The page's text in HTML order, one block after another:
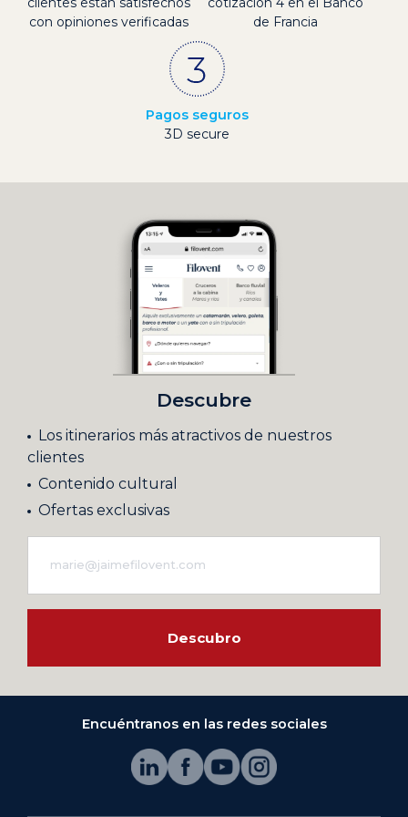
con opiniones verificadas
de Francia
Pagos seguros
3D secure
Descubre
Los itinerarios más atractivos de nuestros
clientes
Contenido cultural
Ofertas exclusivas
Descubro
Encuéntranos en las redes sociales